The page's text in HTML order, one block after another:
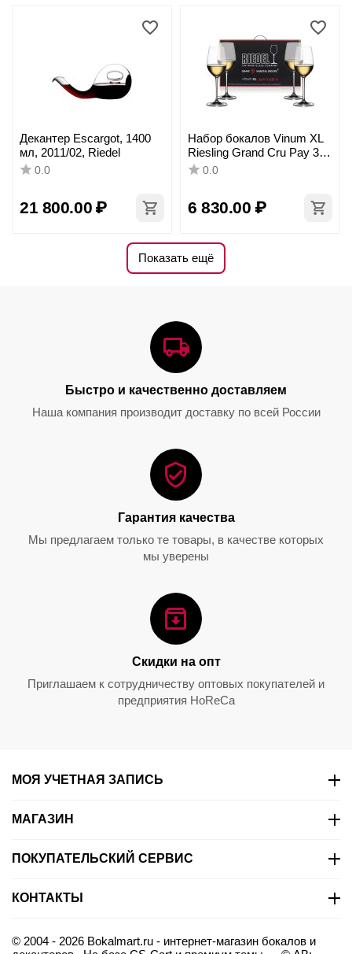
Декантер Escargot, 1400
мл, 2011/02, Riedel
0.0
21 800.00 ₽
Набор бокалов Vinum XL
Riesling Grand Cru Pay 3
Get 4, 405 мл, 4 шт.,
0.0
6 830.00 ₽
Декантер O Single, 980 мл,
1414/13, Riedel
0.0
Декантер Cornetto Single,
1200 мл, 1977/13, Riedel
7 350.00₽
Набор O Wine Tumbler +
Gift Value Pack Cabernet /
Merlot, 5 предметов,
9 152.00₽
Показать ещё
Быстро и качественно доставляем
Наша компания производит доставку по всей России
Гарантия качества
Мы предлагаем только те товары, в качестве которых
мы уверены
Скидки на опт
Приглашаем к сотрудничеству оптовых покупателей и
предприятия HoReCa
МОЯ УЧЕТНАЯ ЗАПИСЬ
МАГАЗИН
ПОКУПАТЕЛЬСКИЙ СЕРВИС
КОНТАКТЫ
© 2004 - 2026 Bokalmart.ru - интернет-магазин бокалов и